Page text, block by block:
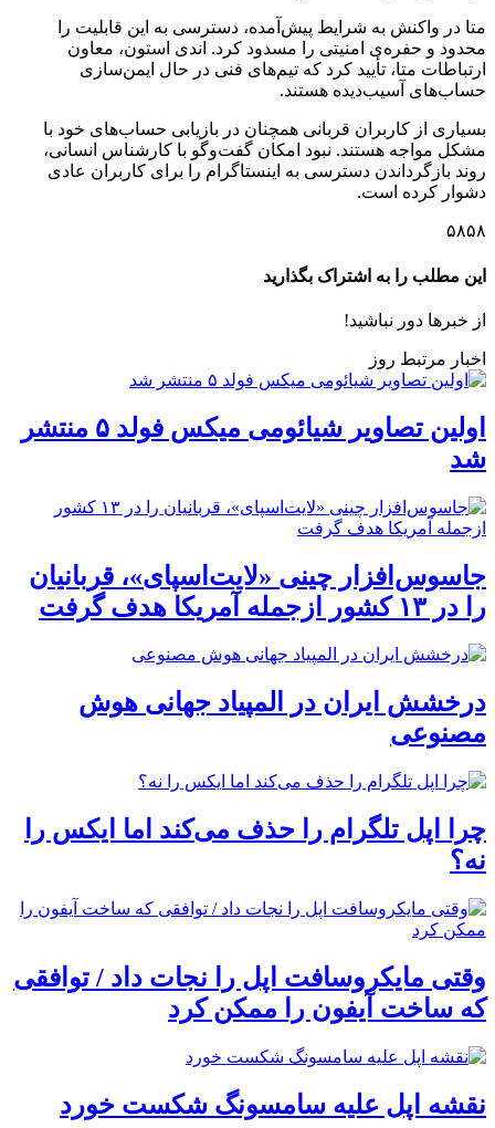
متا در واکنش به شرایط پیش‌آمده، دسترسی به این قابلیت را
محدود و حفره‌ی امنیتی را مسدود کرد. اندی استون، معاون
ارتباطات متا، تأیید کرد که تیم‌های فنی در حال ایمن‌سازی
حساب‌های آسیب‌دیده هستند.
بسیاری از کاربران قربانی همچنان در بازیابی حساب‌های خود با
مشکل مواجه هستند. نبود امکان گفت‌وگو با کارشناس انسانی،
روند بازگرداندن دسترسی به اینستاگرام را برای کاربران عادی
دشوار کرده است.
۵۸۵۸
این مطلب را به اشتراک بگذارید
از خبرها دور نباشید!
اخبار مرتبط روز
اولین تصاویر شیائومی میکس فولد ۵ منتشر
شد
جاسوس‌افزار چینی «لایت‌اسپای»، قربانیان
را در ۱۳ کشور ازجمله آمریکا هدف گرفت
درخشش ایران در المپیاد جهانی هوش
مصنوعی
چرا اپل تلگرام را حذف می‌کند اما ایکس را
نه؟
وقتی مایکروسافت اپل را نجات داد / توافقی
که ساخت آیفون را ممکن کرد
نقشه اپل علیه سامسونگ شکست خورد